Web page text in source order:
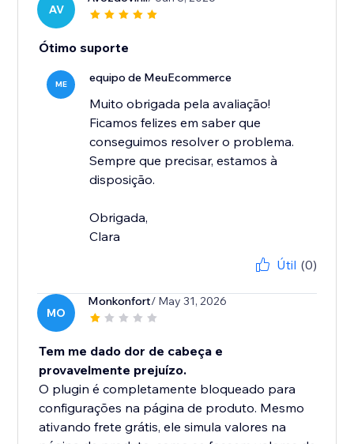
AV
Ótimo suporte
ME equipo de MeuEcommerce
Muito obrigada pela avaliação!
Ficamos felizes em saber que
conseguimos resolver o problema.
Sempre que precisar, estamos à
disposição.
Obrigada,
Clara
Útil (0)
MO
Monkonfort/ May 31, 2026
Tem me dado dor de cabeça e
provavelmente prejuízo.
O plugin é completamente bloqueado para
configurações na página de produto. Mesmo
ativando frete grátis, ele simula valores na